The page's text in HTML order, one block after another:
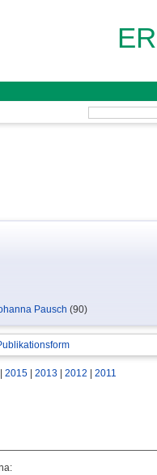
Pausch (90)
2015 2013 2012 2011
: